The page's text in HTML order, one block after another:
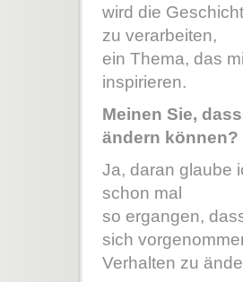
wird die
zu verarbeiten,
ein Thema, das
inspirieren.
Meinen Sie,
ändern können?
Ja, daran glaube
schon mal
so ergangen,
sich
Verhalten zu